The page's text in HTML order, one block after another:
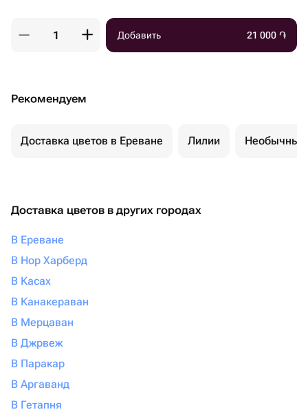
Добавить 21 000 ֏
Рекомендуем
Доставка цветов в Ереване Лилии Необычные
Доставка цветов в других городах
В Ереване
В Нор Харберд
В Касах
В Канакераван
В Мерцаван
В Джрвеж
В Паракар
В Аргаванд
В Гетапня